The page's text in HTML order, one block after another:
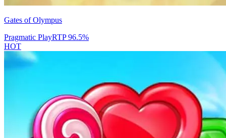
Gates of Olympus
Pragmatic PlayRTP96.5%
HOT